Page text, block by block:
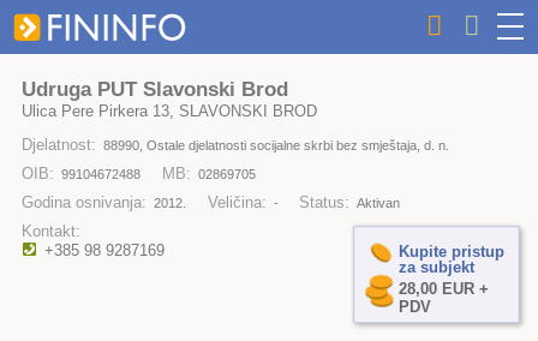
Udruga PUT Slavonski Brod
Ulica Pere Pirkera 13, SLAVONSKI BROD
Djelatnost: 88990, Ostale djelatnosti socijalne skrbi bez smještaja, d. n.
OIB: 99104672488 MB: 02869705
Godina osnivanja: 2012. Veličina: - Status: Aktivan
Kontakt:
+385 98 9287169
Kupite pristup
za subjekt
28,00 EUR +
PDV